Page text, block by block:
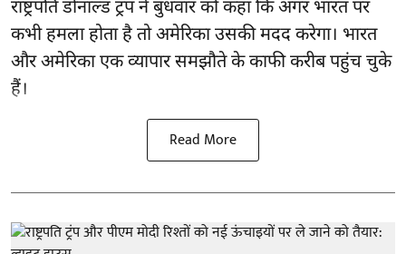
राष्ट्रपति डोनाल्ड ट्रंप ने बुधवार को कहा कि अगर भारत पर
कभी हमला होता है तो अमेरिका उसकी मदद करेगा। भारत
और अमेरिका एक व्यापार समझौते के काफी करीब पहुंच चुके
हैं।
Read More